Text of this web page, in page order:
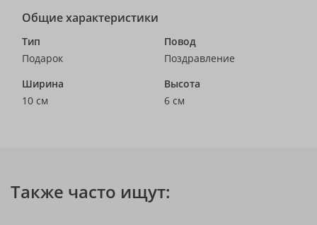
Общие характеристики
Тип
Подарок
Повод
Поздравление
Ширина
10 см
Высота
6 см
Также часто ищут: